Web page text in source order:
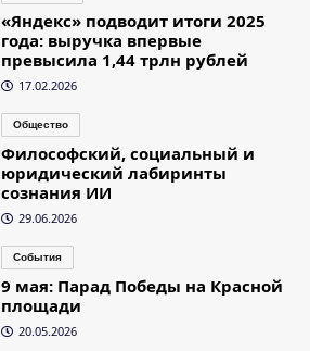
«Яндекс» подводит итоги 2025
года: выручка впервые
превысила 1,44 трлн рублей
17.02.2026
Общество
Философский, социальный и
юридический лабиринты
сознания ИИ
29.06.2026
События
9 мая: Парад Победы на Красной
площади
20.05.2026